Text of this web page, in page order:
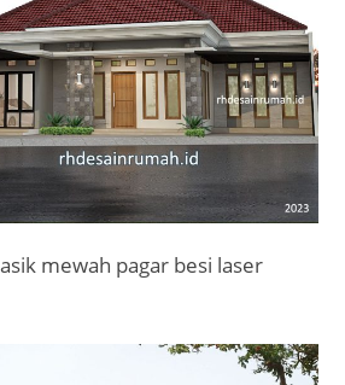
mewah pagar besi laser